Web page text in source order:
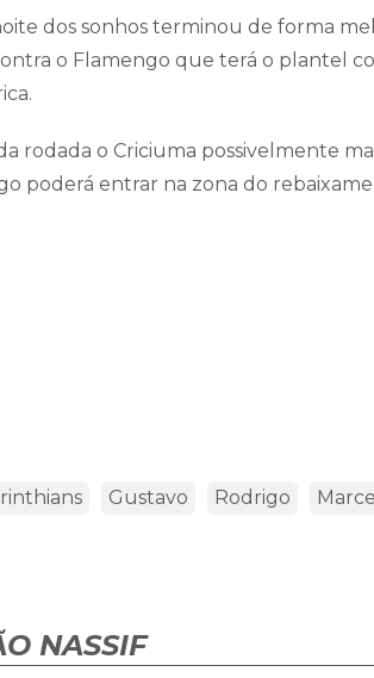
dos sonhos terminou de forma
o Flamengo que terá o plantel
rodada o Criciuma possivelmente
poderá entrar na zona do
Gustavo Rodrigo
NASSIF